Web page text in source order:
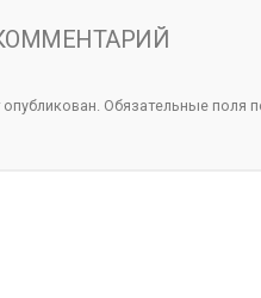
Обязательные поля